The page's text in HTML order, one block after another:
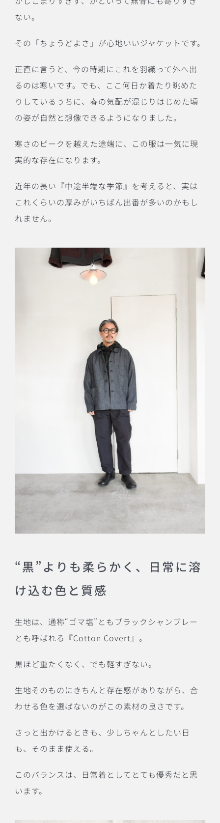
ない。
その「ちょうどよさ」が心地いいジャケットです。
正直に言うと、今の時期にこれを羽織って外へ出
るのは寒いです。でも、ここ何日か着たり眺めた
りしているうちに、春の気配が混じりはじめた頃
の姿が自然と想像できるようになりました。
寒さのピークを越えた途端に、この服は一気に現
実的な存在になります。
近年の長い『中途半端な季節』を考えると、実は
これくらいの厚みがいちばん出番が多いのかもし
れません。
“黒”よりも柔らかく、日常に溶
け込む色と質感
生地は、通称“ゴマ塩”ともブラックシャンブレー
とも呼ばれる『Cotton Covert』。
黒ほど重たくなく、でも軽すぎない。
生地そのものにきちんと存在感がありながら、合
わせる色を選ばないのがこの素材の良さです。
さっと出かけるときも、少しちゃんとしたい日
も、そのまま使える。
このバランスは、日常着としてとても優秀だと思
います。